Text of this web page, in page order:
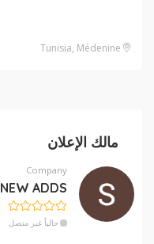
مالك الإعلان
Company
NEW ADDS
حالياً غير متصل